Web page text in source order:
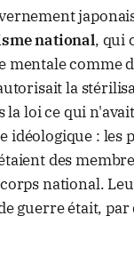
national, qui
mentale comme
la
la loi ce qui
idéologique : les
des
national.
guerre était,